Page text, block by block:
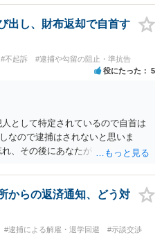
うるかなとは思います。
出し、財布返却で自首す
#不起訴 #逮捕や勾留の阻止・準抗告
役にたった 5
として特定されているので自首は
なので逮捕はされないと思いま
、その後にあなたがトイレに入
います。
からの返済通知、どう対
#逮捕による解雇・退学回避
#示談交渉